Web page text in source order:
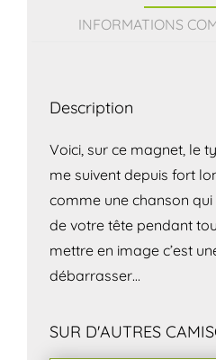
INFORMATIONS
Description
Voici, sur ce magnet, le
me suivent depuis fort
comme une chanson
de votre tête pendant
mettre en image c’est
débarrasser…
SUR D'AUTRES